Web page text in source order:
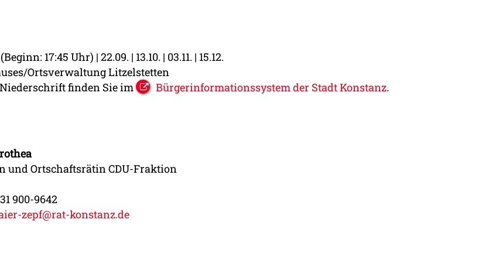
17:45 Uhr) | 22.09. | 13.10. | 03.11. | 15.12.
Ortsverwaltung Litzelstetten
finden Sie im
Bürgerinformationssystem der Stadt Konstanz.
und Ortschaftsrätin CDU-Fraktion
900-9642
zepf@rat-konstanz.de